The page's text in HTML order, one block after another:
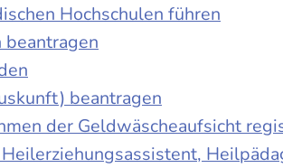
Hochschulen führen
beantragen
der Geldwäscheaufsicht